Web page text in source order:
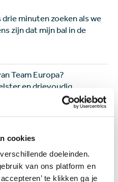
cookies
doeleinden.
van ons platform en
te klikken ga je
drie minuten zoeken als we
zijn dat mijn bal in de
Team Europa?
en drievoudig
Nordqvist ademt de
The Hawk: binnen vijf